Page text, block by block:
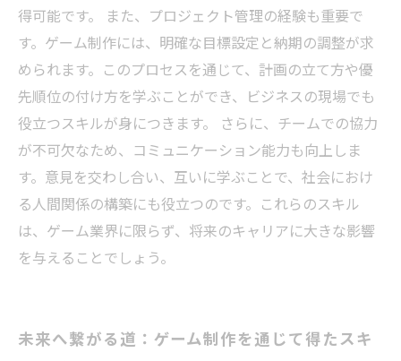
得可能です。 また、プロジェクト管理の経験も重要で
す。ゲーム制作には、明確な目標設定と納期の調整が求
められます。このプロセスを通じて、計画の立て方や優
先順位の付け方を学ぶことができ、ビジネスの現場でも
役立つスキルが身につきます。 さらに、チームでの協力
が不可欠なため、コミュニケーション能力も向上しま
す。意見を交わし合い、互いに学ぶことで、社会におけ
る人間関係の構築にも役立つのです。これらのスキル
は、ゲーム業界に限らず、将来のキャリアに大きな影響
を与えることでしょう。
未来へ繋がる道：ゲーム制作を通じて得たスキ